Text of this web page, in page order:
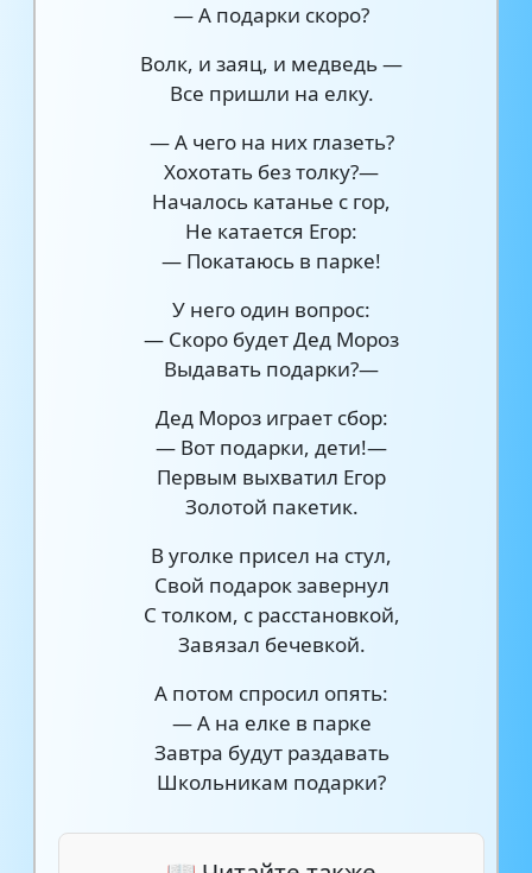
— А подарки скоро?
Волк, и заяц, и медведь —
Все пришли на елку.
— А чего на них глазеть?
Хохотать без толку?—
Началось катанье с гор,
Не катается Егор:
— Покатаюсь в парке!
У него один вопрос:
— Скоро будет Дед Мороз
Выдавать подарки?—
Дед Мороз играет сбор:
— Вот подарки, дети!—
Первым выхватил Егор
Золотой пакетик.
В уголке присел на стул,
Свой подарок завернул
С толком, с расстановкой,
Завязал бечевкой.
А потом спросил опять:
— А на елке в парке
Завтра будут раздавать
Школьникам подарки?